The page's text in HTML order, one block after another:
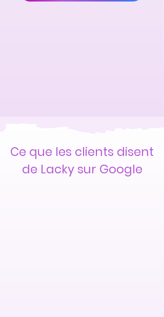
Ce que les clients disent
de Lacky sur Google